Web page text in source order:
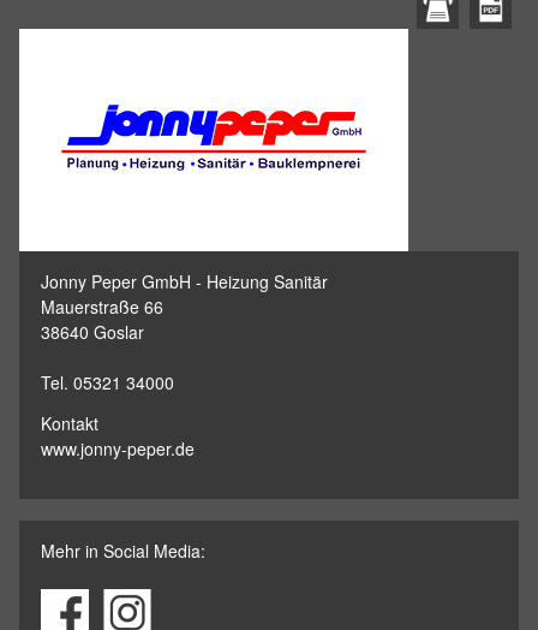
Jonny Peper GmbH - Heizung Sanitär
Mauerstraße 66
38640 Goslar
Tel. 05321 34000
Kontakt
www.jonny-peper.de
Mehr in Social Media: